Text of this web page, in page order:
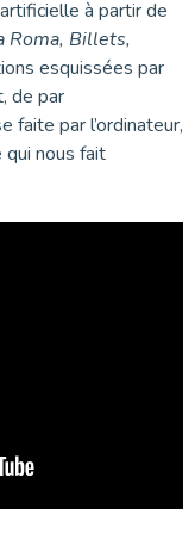
à partir de
Roma, Billets,
esquissées par
de par
faite par l’ordinateur,
nous fait